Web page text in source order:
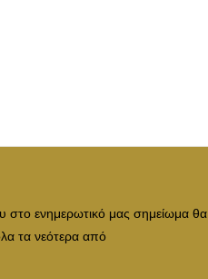
στο ενημερωτικό μας σημείωμα θα
τα νεότερα από